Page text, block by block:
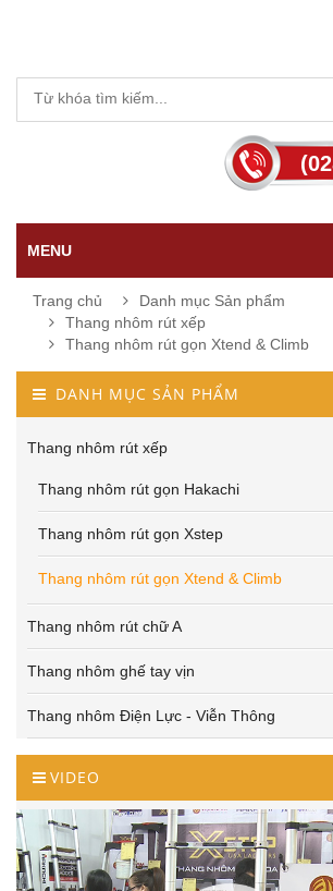
MENU
Trang chủ
Danh mục Sản phẩm
Thang nhôm rút xếp
Thang nhôm rút gọn Xtend & Climb
DANH MỤC SẢN PHẨM
Thang nhôm rút xếp
Thang nhôm rút gọn Hakachi
Thang nhôm rút gọn Xstep
Thang nhôm rút gọn Xtend & Climb
Thang nhôm rút chữ A
Thang nhôm ghế tay vịn
Thang nhôm Điện Lực - Viễn Thông
VIDEO